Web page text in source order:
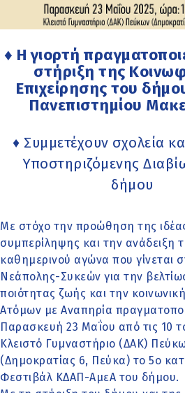
♦ Η γιορτή
στήριξη της
Επιχείρησης του
Πανεπιστημίου
♦ Συμμετέχουν σχολεία
Υποστηριζόμενης
δήμου
Με στόχο την προώθηση της
συμπερίληψης και την ανάδειξη
καθημερινού αγώνα που γίνεται
Νεάπολης-Συκεών για την
ποιότητας ζωής και την
Ατόμων με Αναπηρία
Παρασκευή 23 Μαΐου από τις 10
Κλειστό Γυμναστήριο (ΔΑΚ)
(Δημοκρατίας 6, Πεύκα) το 5ο
Φεστιβάλ ΚΔΑΠ-ΑμεΑ του δήμου.